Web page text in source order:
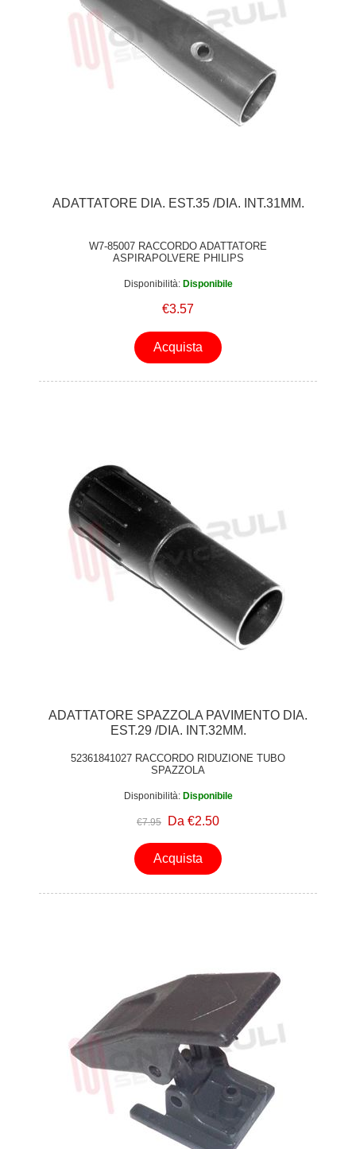
ADATTATORE DIA. EST.35 /DIA. INT.31MM.
W7-85007 RACCORDO ADATTATORE
ASPIRAPOLVERE PHILIPS
Disponibilità: Disponibile
€3.57
Acquista
ADATTATORE SPAZZOLA PAVIMENTO DIA.
EST.29 /DIA. INT.32MM.
52361841027 RACCORDO RIDUZIONE TUBO
SPAZZOLA
Disponibilità: Disponibile
€7.95 Da €2.50
Acquista